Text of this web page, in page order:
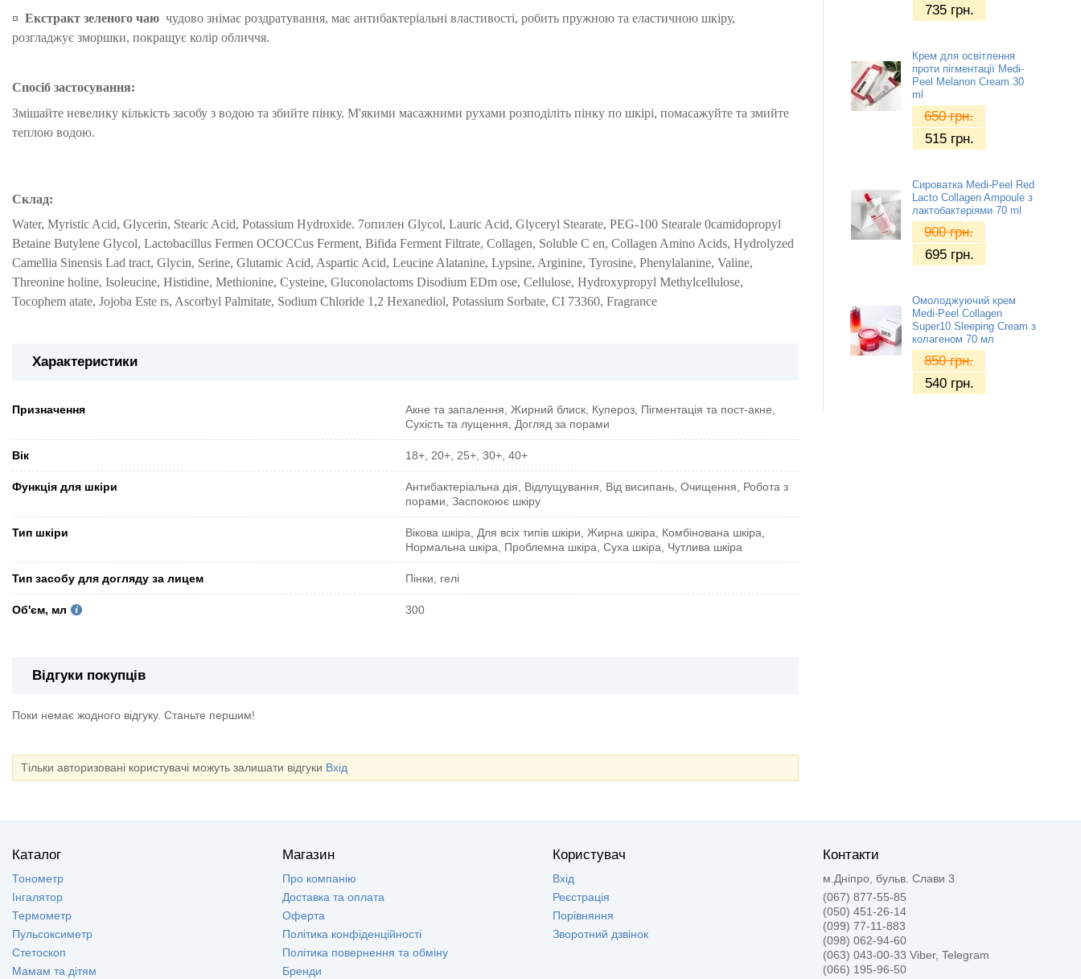
¤ Екстракт зеленого чаю чудово знімає роздратування, має антибактеріальні властивості, робить пружною та еластичною шкіру,
розгладжує зморшки, покращує колір обличчя.
Спосіб застосування:
Змішайте невелику кількість засобу з водою та збийте пінку. М'якими масажними рухами розподіліть пінку по шкірі, помасажуйте та змийте
теплою водою.
Склад:
Water, Myristic Acid, Glycerin, Stearic Acid, Potassium Hydroxide. 7опилен Glycol, Lauric Acid, Glyceryl Stearate, PEG-100 Stearale 0camidopropyl
Betaine Butylene Glycol, Lactobacillus Fermen OCOCCus Ferment, Bifida Ferment Filtrate, Collagen, Soluble C en, Collagen Amino Acids, Hydrolyzed
Camellia Sinensis Lad tract, Glycin, Serine, Glutamic Acid, Aspartic Acid, Leucine Alatanine, Lypsine, Arginine, Tyrosine, Phenylalanine, Valine,
Threonine holine, Isoleucine, Histidine, Methionine, Cysteine, Gluconolactoms Disodium EDm ose, Cellulose, Hydroxypropyl Methylcellulose,
Tocophem atate, Jojoba Este rs, Ascorbyl Palmitate, Sodium Chloride 1,2 Hexanediol, Potassium Sorbate, CI 73360, Fragrance
Характеристики
Призначення
Акне та запалення, Жирний блиск, Купероз, Пігментація та пост-акне,
Сухість та лущення, Догляд за порами
Вік 18+, 20+, 25+, 30+, 40+
Функція для шкіри
Антибактеріальна дія, Відлущування, Від висипань, Очищення, Робота з
порами, Заспокоює шкіру
Тип шкіри
Вікова шкіра, Для всіх типів шкіри, Жирна шкіра, Комбінована шкіра,
Нормальна шкіра, Проблемна шкіра, Суха шкіра, Чутлива шкіра
Тип засобу для догляду за лицем Пінки, гелі
Об'єм, мл 300
Відгуки покупців
Поки немає жодного відгуку. Станьте першим!
Тільки авторизовані користувачі можуть залишати відгуки Вхід
735 грн.
Крем для освітлення
проти пігментації Medi-
Peel Melanon Cream 30
ml
650грн.
515 грн.
Сироватка Medi-Peel Red
Lacto Collagen Ampoule з
лактобактеріями 70 ml
900грн.
695 грн.
Омолоджуючий крем
Medi-Peel Collagen
Super10 Sleeping Cream з
колагеном 70 мл
850грн.
540 грн.
Каталог
Тонометр
Інгалятор
Термометр
Пульсоксиметр
Стетоскоп
Мамам та дітям
Магазин
Про компанію
Доставка та оплата
Оферта
Політика конфіденційності
Політика повернення та обміну
Бренди
Користувач
Вхід
Реєстрація
Порівняння
Зворотний дзвінок
Контакти
м.Дніпро, бульв. Слави 3
(067) 877-55-85
(050) 451-26-14
(099) 77-11-883
(098) 062-94-60
(063) 043-00-33 Viber, Telegram
(066) 195-96-50